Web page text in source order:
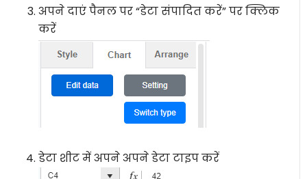
अपने दाएं पैनल पर “डेटा संपादित करें” पर क्लिक
करें
डेटा शीट में अपने अपने डेटा टाइप करें